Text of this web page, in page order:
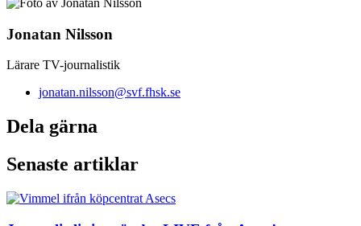
Jonatan Nilsson
Lärare TV-journalistik
jonatan.nilsson@svf.fhsk.se
Dela gärna
Senaste artiklar